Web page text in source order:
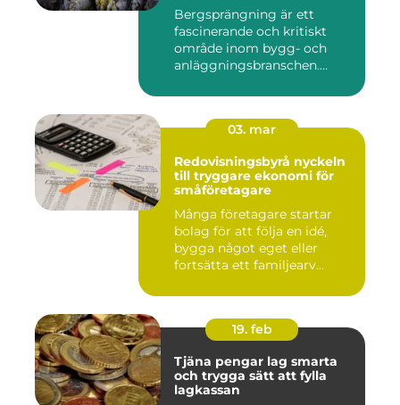
Bergsprängning är ett
fascinerande och kritiskt
område inom bygg- och
anläggningsbranschen.
03. mar
Redovisningsbyrå nyckeln
till tryggare ekonomi för
småföretagare
Många företagare startar
bolag för att följa en idé,
bygga något eget eller
fortsätta ett familjearv...
19. feb
Tjäna pengar lag smarta
och trygga sätt att fylla
lagkassan